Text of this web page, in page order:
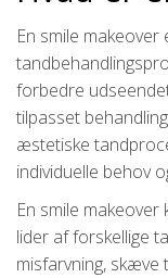
En smile
forbedre
tilpasset
æstetiske
individuelle behov
En smile
lider af forskellige
misfarvning,